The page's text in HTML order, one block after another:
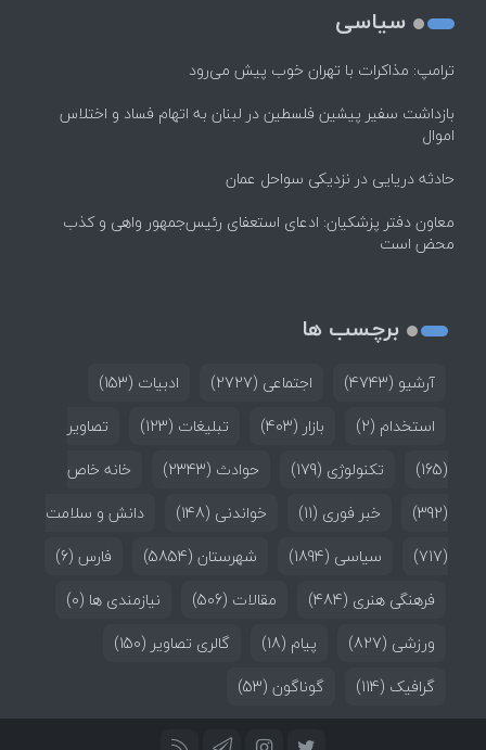
سیاسی
ترامپ: مذاکرات با تهران خوب پیش می‌رود
بازداشت سفیر پیشین فلسطین در لبنان به اتهام فساد و اختلاس
اموال
حادثه دریایی در نزدیکی سواحل عمان
معاون دفتر پزشکیان: ادعای استعفای رئیس‌جمهور واهی و کذب
محض است
برچسب ها
آرشیو (4743) اجتماعی (2727) ادبیات (153)
استخدام (2) بازار (403) تبلیغات (123)
تصاویر
(165)
تکنولوژی (179) حوادث (2343)
خانه خاص
(392)
خبر فوری (11) خواندنی (148)
دانش و سلامت
(717)
سیاسی (1894) شهرستان (5854) فارس (6)
فرهنگی هنری (484) مقالات (506) نیازمندی ها (0)
ورزشی (827) پیام (18) گالری تصاویر (150)
گرافیک (114) گوناگون (53)